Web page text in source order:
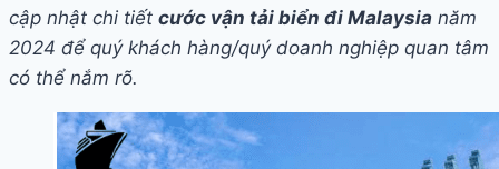
cập nhật chi tiết cước vận tải biển đi Malaysia năm
2024 để quý khách hàng/quý doanh nghiệp quan tâm
có thể nắm rõ.